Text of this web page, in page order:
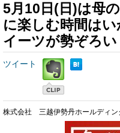
5月10日(日)は母
に楽しむ時間は
イーツが勢ぞろ
ツイート
株式会社 三越伊勢丹ホールディン